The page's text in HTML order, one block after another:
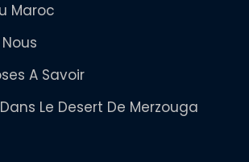
Maroc
A Savoir
Le Desert De Merzouga